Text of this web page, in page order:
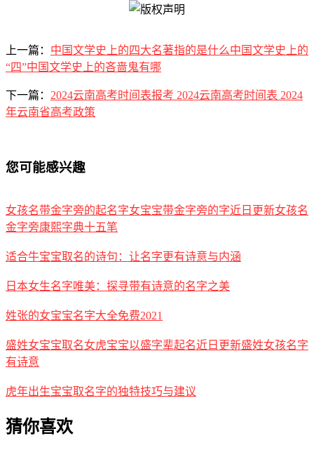
上一篇： 中国文学史上的四大名著指的是什么中国文学史上的
“四”中国文学史上的吝啬鬼有哪
下一篇： 2024云南高考时间表报考 2024云南高考时间表 2024
年云南省高考政策
您可能感兴趣
女孩名带金字旁的起名字女宝宝带金字旁的字近日更新女孩名
金字旁康熙字典十五笔
适合牛宝宝取名的诗句：让名字更有诗意与内涵
日本女生名字唯美：探寻带有诗意的名字之美
姓张的女宝宝名字大全免费2021
盛姓女宝宝取名女虎宝宝以盛字辈起名近日更新盛姓女孩名字
有诗意
虎年出生宝宝取名字的独特技巧与建议
猜你喜欢